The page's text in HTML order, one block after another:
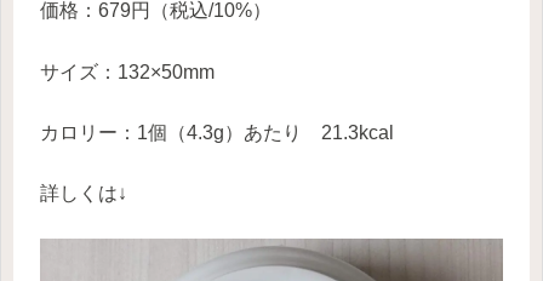
価格：679円（税込/10%）
サイズ：132×50mm
カロリー：1個（4.3g）あたり 21.3kcal
詳しくは↓